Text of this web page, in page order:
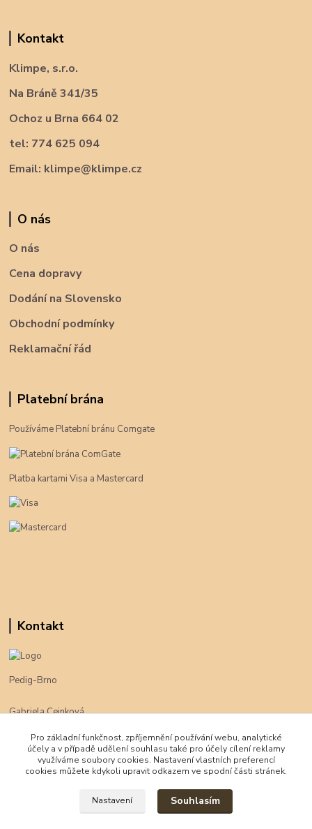
Kontakt
Klimpe, s.r.o.
Na Bráně 341/35
Ochoz u Brna 664 02
tel: 774 625 094
Email: klimpe@klimpe.cz
O nás
O nás
Cena dopravy
Dodání na Slovensko
Obchodní podmínky
Reklamační řád
Platební brána
Používáme Platební bránu Comgate
Platba kartami Visa a Mastercard
Kontakt
Pedig-Brno
Gabriela Cejnková
klimpe@klimpe.cz
Pro základní funkčnost, zpříjemnění používání webu, analytické
účely a v případě udělení souhlasu také pro účely cílení reklamy
využíváme soubory cookies. Nastavení vlastních preferencí
cookies můžete kdykoli upravit odkazem ve spodní části stránek.
Nastavení Souhlasím